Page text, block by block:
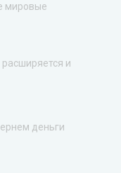
мировые
расширяется и
деньги